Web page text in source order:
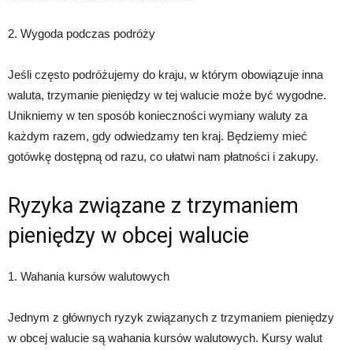
2. Wygoda podczas podróży
Jeśli często podróżujemy do kraju, w którym obowiązuje inna
waluta, trzymanie pieniędzy w tej walucie może być wygodne.
Unikniemy w ten sposób konieczności wymiany waluty za
każdym razem, gdy odwiedzamy ten kraj. Będziemy mieć
gotówkę dostępną od razu, co ułatwi nam płatności i zakupy.
Ryzyka związane z trzymaniem
pieniędzy w obcej walucie
1. Wahania kursów walutowych
Jednym z głównych ryzyk związanych z trzymaniem pieniędzy
w obcej walucie są wahania kursów walutowych. Kursy walut